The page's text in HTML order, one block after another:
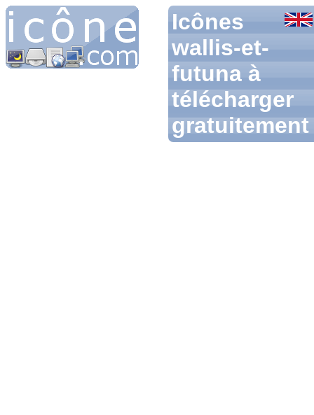
Icônes
wallis-et-
futuna à
télécharger
gratuitement